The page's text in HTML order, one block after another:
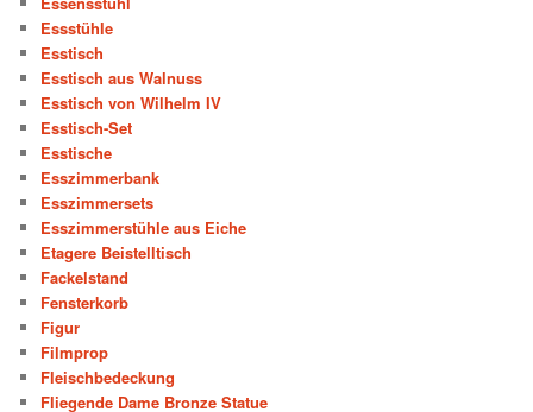
Essstühle
Esstisch
Esstisch aus Walnuss
Esstisch von Wilhelm IV
Esstisch-Set
Esstische
Esszimmerbank
Esszimmersets
Esszimmerstühle aus Eiche
Etagere Beistelltisch
Fackelstand
Fensterkorb
Figur
Filmprop
Fleischbedeckung
Fliegende Dame Bronze Statue